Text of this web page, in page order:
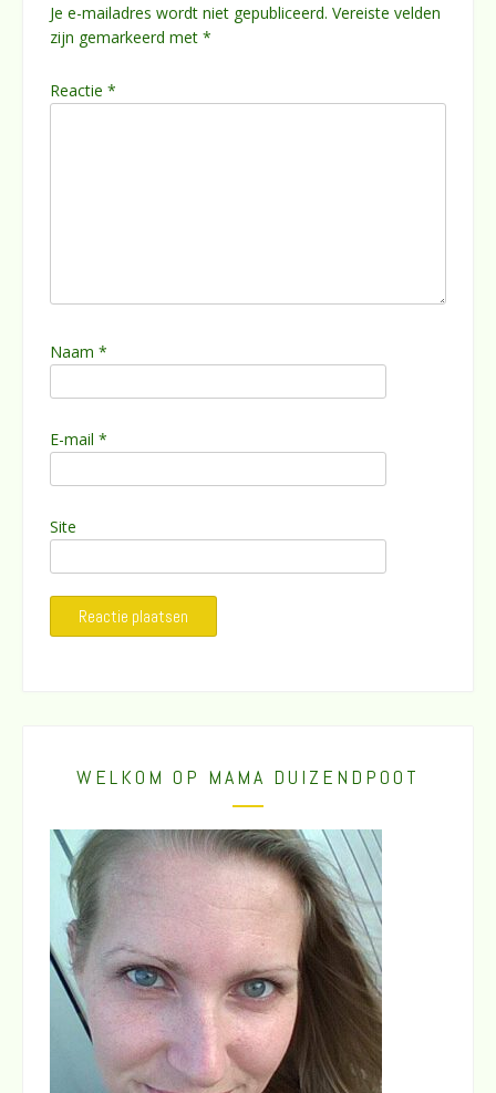
Je e-mailadres wordt niet gepubliceerd. Vereiste velden
zijn gemarkeerd met *
Reactie *
Naam *
E-mail *
Site
WELKOM OP MAMA DUIZENDPOOT